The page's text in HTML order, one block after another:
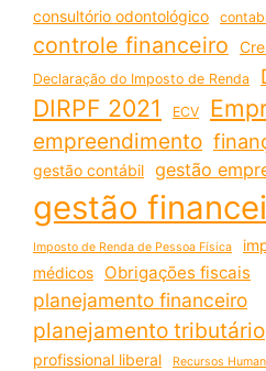
consultório odontológico
controle financeiro
Declaração do Imposto de Renda
DIRPF 2021 ECV
empreendimento
gestão contábil gestão
gestão
Imposto de Renda de Pessoa Física
médicos
Obrigações fiscais
planejamento financeiro
planejamento tributário
profissional liberal Recursos